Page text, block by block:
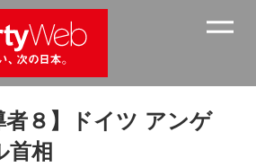
者８】ドイツ アンゲ
首相